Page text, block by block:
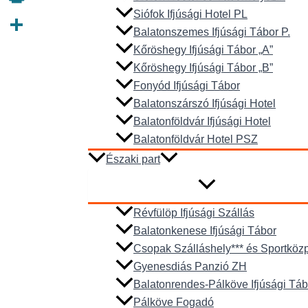
Siófok Ifjúsági Hotel PL
Balatonszemes Ifjúsági Tábor P.
Kőröshegy Ifjúsági Tábor „A”
Kőröshegy Ifjúsági Tábor „B”
Fonyód Ifjúsági Tábor
Balatonszárszó Ifjúsági Hotel
Balatonföldvár Ifjúsági Hotel
Balatonföldvár Hotel PSZ
Északi part
Révfülöp Ifjúsági Szállás
Balatonkenese Ifjúsági Tábor
Csopak Szálláshely*** és
Gyenesdiás Panzió ZH
Balatonrendes-Pálköve Ifjúsági
Pálköve Fogadó
Print